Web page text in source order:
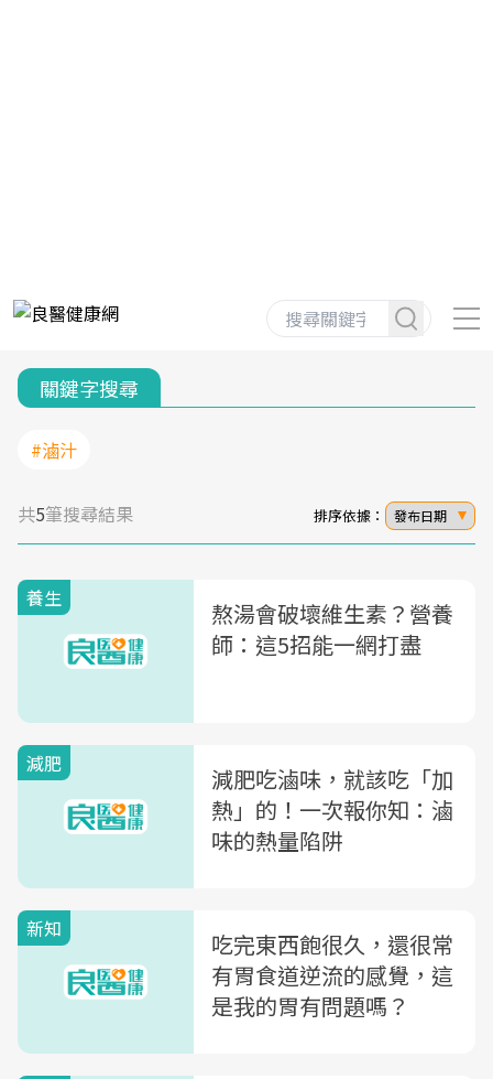
關鍵字搜尋
#滷汁
共5筆搜尋結果 排序依據： 發布日期
養生
熬湯會破壞維生素？營養
師：這5招能一網打盡
減肥
減肥吃滷味，就該吃「加
熱」的！一次報你知：滷
味的熱量陷阱
新知
吃完東西飽很久，還很常
有胃食道逆流的感覺，這
是我的胃有問題嗎？